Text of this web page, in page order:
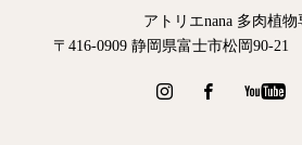
アトリエnana 多肉植
〒416-0909 静岡県富士市松岡90-21